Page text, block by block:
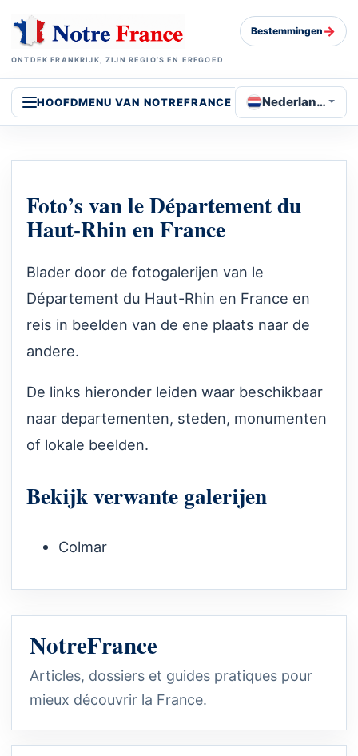
ONTDEK FRANKRIJK, ZIJN REGIO’S EN ERFGOED
Bestemmingen →
HOOFDMENU VAN NOTREFRANCE Nederlands
Foto’s van le Département du
Haut-Rhin en France
Blader door de fotogalerijen van le
Département du Haut-Rhin en France en
reis in beelden van de ene plaats naar de
andere.
De links hieronder leiden waar beschikbaar
naar departementen, steden, monumenten
of lokale beelden.
Bekijk verwante galerijen
Colmar
NotreFrance
Articles, dossiers et guides pratiques pour
mieux découvrir la France.